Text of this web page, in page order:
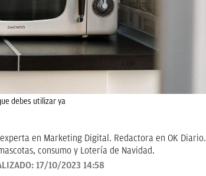
debes utilizar ya
en Marketing Digital. Redactora en OK Diario.
consumo y Lotería de Navidad.
17/10/2023 14:58